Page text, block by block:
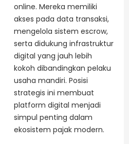
online. Mereka memiliki
akses pada data transaksi,
mengelola sistem escrow,
serta didukung infrastruktur
digital yang jauh lebih
kokoh dibandingkan pelaku
usaha mandiri. Posisi
strategis ini membuat
platform digital menjadi
simpul penting dalam
ekosistem pajak modern.